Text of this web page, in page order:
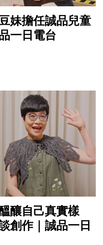
妹擔任誠品兒童
一日電台
釀自己真實樣
創作｜誠品一日